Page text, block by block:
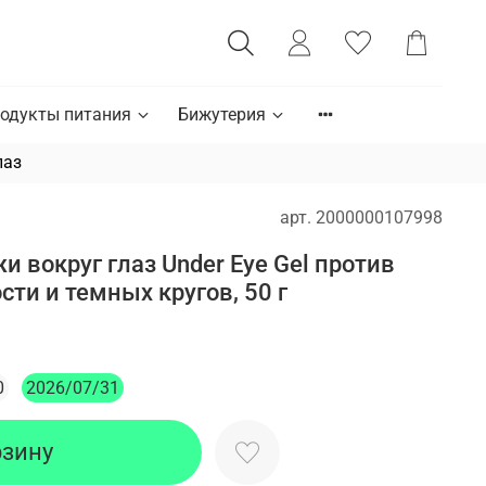
питания Бижутерия
арт. 2000000107998
вокруг глаз Under Eye Gel против
и темных кругов, 50 г
2026/07/31